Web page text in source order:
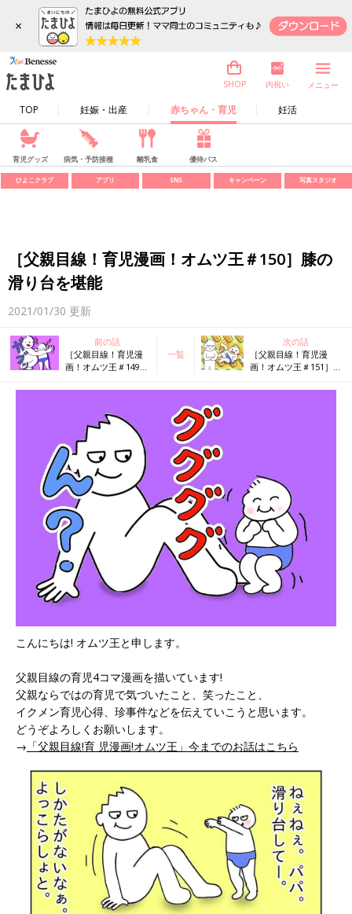
×
TOP 妊娠・出産 赤ちゃん・育児 妊活
SHOP 内祝い メニュー
育児グッズ 病気・予防接種 離乳食 優待パス
ひよこクラブ アプリ SNS キャンペーン 写真スタジオ
［父親目線！育児漫画！オムツ王＃150］膝の
滑り台を堪能
2021/01/30 更新
前の話
［父親目線！育児漫
画！オムツ王＃149］
あるもの
一覧
次の話
［父親目線！育児漫
画！オムツ王＃151］
～！
こんにちは! オムツ王と申します。
父親目線の育児4コマ漫画を描いています!
父親ならではの育児で気づいたこと、笑ったこと、
イクメン育児心得、珍事件などを伝えていこうと思います。
どうぞよろしくお願いします。
→ 「父親目線!育 児漫画!オムツ王」今までのお話はこちら